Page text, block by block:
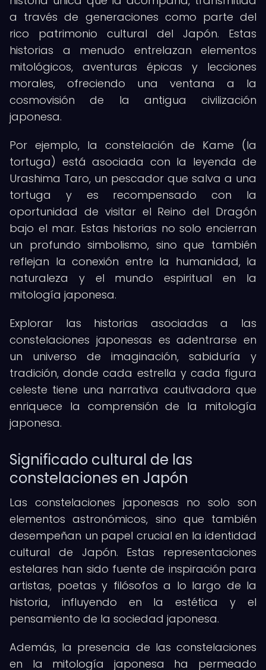
a través de generaciones como parte del
rico patrimonio cultural del Japón. Estas
historias a menudo entrelazan elementos
mitológicos, aventuras épicas y lecciones
morales, ofreciendo una ventana a la
cosmovisión de la antigua civilización
japonesa.
Por ejemplo, la constelación de Kame (la
tortuga) está asociada con la leyenda de
Urashima Taro, un pescador que salva a una
tortuga y es recompensado con la
oportunidad de visitar el Reino del Dragón
bajo el mar. Estas historias no solo encierran
un profundo simbolismo, sino que también
reflejan la conexión entre la humanidad, la
naturaleza y el mundo espiritual en la
mitología japonesa.
Explorar las historias asociadas a las
constelaciones japonesas es adentrarse en
un universo de imaginación, sabiduría y
tradición, donde cada estrella y cada figura
celeste tiene una narrativa cautivadora que
enriquece la comprensión de la mitología
japonesa.
Significado cultural de las
constelaciones en Japón
Las constelaciones japonesas no solo son
elementos astronómicos, sino que también
desempeñan un papel crucial en la identidad
cultural de Japón. Estas representaciones
estelares han sido fuente de inspiración para
artistas, poetas y filósofos a lo largo de la
historia, influyendo en la estética y el
pensamiento de la sociedad japonesa.
Además, la presencia de las constelaciones
en la mitología japonesa ha permeado